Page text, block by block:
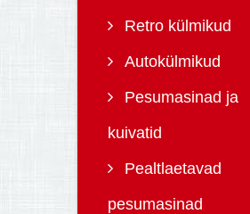
Retro külmikud
Autokülmikud
Pesumasinad ja
kuivatid
Pealtlaetavad
pesumasinad